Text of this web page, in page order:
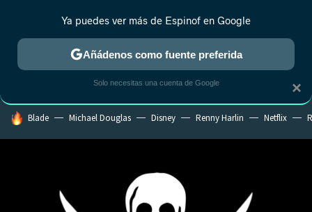
ESTRENOS REALITY ANIME RANKINGS CINE
HOY SE HABLA DE
Blade Michael Douglas Disney Renny Harlin Netflix
×
Ya puedes ver más de Espinof en Google
Añádenos como fuente preferida
Solo necesitas una cuenta de Google